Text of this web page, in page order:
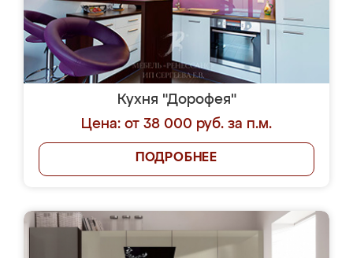
Кухня "Дорофея"
Цена: от 38 000 руб. за п.м.
ПОДРОБНЕЕ